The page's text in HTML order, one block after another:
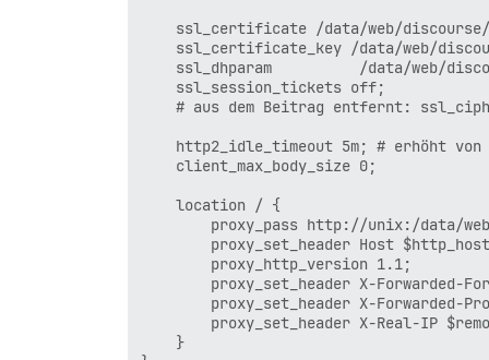
ssl_certificate /data/web/
ssl_certificate_key /data/web/
ssl_dhparam          /data/web/
    ssl_session_tickets off;
# aus dem Beitrag entfernt:
http2_idle_timeout 5m; # erhöht
    client_max_body_size 0;
    location / {
proxy_pass http://unix:/data/
proxy_set_header Host
        proxy_http_version 1.1;
proxy_set_header X-Forwarded-
proxy_set_header X-Forwarded-
proxy_set_header X-Real-IP
    }